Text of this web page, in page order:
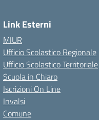
Link Esterni
MIUR
Ufficio Scolastico Regionale
Ufficio Scolastico Territoriale
Scuola in Chiaro
Iscrizioni On Line
Invalsi
Comune